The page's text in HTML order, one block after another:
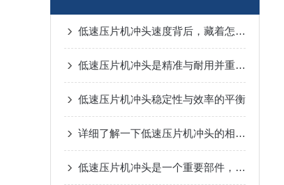
低速压片机冲头速度背后，藏着怎样的压片秘密？
低速压片机冲头是精准与耐用并重的工业心脏
低速压片机冲头稳定性与效率的平衡
详细了解一下低速压片机冲头的相关知识
低速压片机冲头是一个重要部件，该如何保养呢